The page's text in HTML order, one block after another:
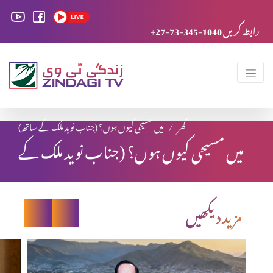
+27-73-345-1040 رابطہ کریں
گھر میں مسیحی کیوں ہوں؟ (جناب نوید ملک کے ساتھ)
میں مسیحی کیوں ہوں؟ (جناب نوید ملک کے
ساتھ)
مزید دیکھیں